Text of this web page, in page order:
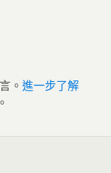
。 進一步了解
。